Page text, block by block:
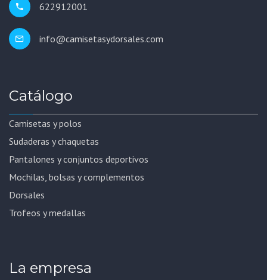
622912001
info@camisetasydorsales.com
Catálogo
Camisetas y polos
Sudaderas y chaquetas
Pantalones y conjuntos deportivos
Mochilas, bolsas y complementos
Dorsales
Trofeos y medallas
La empresa